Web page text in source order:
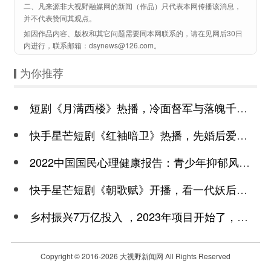
二、凡来源非大视野融媒网的新闻（作品）只代表本网传播该消息，
并不代表赞同其观点。
如因作品内容、版权和其它问题需要同本网联系的，请在见网后30日
内进行，联系邮箱：dsynews@126.com。
为你推荐
短剧《月满西楼》热播，冷面督军与落魄千金谱写民国传奇
快手星芒短剧《红袖暗卫》热播，先婚后爱诠释别样浪漫
2022中国国民心理健康报告：青少年抑郁风险高于成年
快手星芒短剧《朝歌赋》开播，看一代妖后与心机皇上极限拉扯
乡村振兴7万亿投入 ，2023年项目开始了，总有一个适合你
Copyright © 2016-2026 大视野新闻网 All Rights Reserved